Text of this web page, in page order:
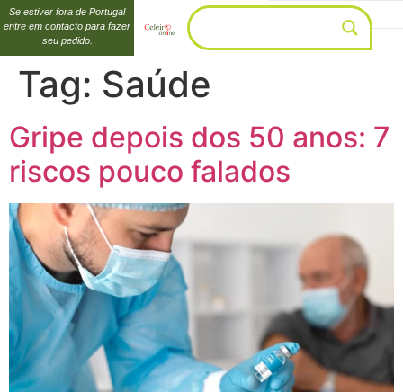
Se estiver fora de Portugal
entre em contacto para fazer
seu pedido.
Tag: Saúde
Gripe depois dos 50 anos: 7
riscos pouco falados